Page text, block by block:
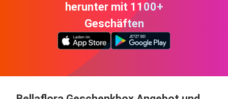
herunter mit 1100+
Geschäften